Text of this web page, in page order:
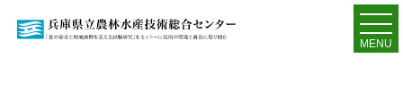
MENU